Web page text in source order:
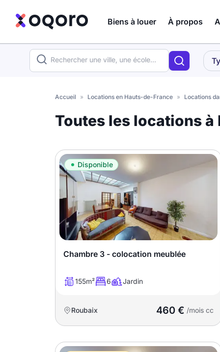
Biens à louer À propos
Votre
Colocation Coliving
Résidence étudiante
Non meublé
Nombre de pièces
recherche
Accueil » Locations en Hauts-de-France » Locations
Toutes les locations à
Disponible
Chambre 3 - colocation meublée
155m² 6 Jardin
Roubaix 460 € /mois cc